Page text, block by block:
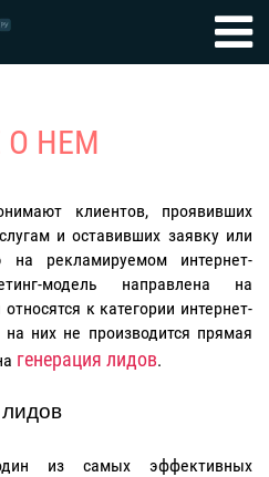
О НЕМ
клиентов, проявивших
и оставивших заявку или
на рекламируемом интернет-
модель направлена на
к категории интернет-
на них не производится прямая
генерация лидов.
из самых эффективных